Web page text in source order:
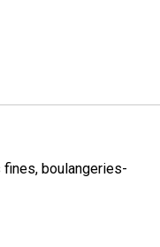
boulangeries-